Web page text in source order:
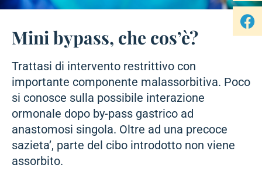
Mini bypass, che cos’è?
Trattasi di intervento restrittivo con
importante componente malassorbitiva. Poco
si conosce sulla possibile interazione
ormonale dopo by-pass gastrico ad
anastomosi singola. Oltre ad una precoce
sazieta’, parte del cibo introdotto non viene
assorbito.